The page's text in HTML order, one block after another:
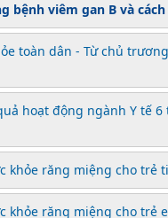
bệnh viêm gan B và
toàn dân - Từ chủ
hoạt động ngành Y tế
khỏe răng miệng cho trẻ
khỏe răng miệng cho trẻ